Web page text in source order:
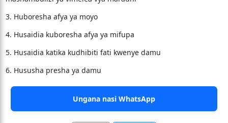
3. Huboresha afya ya moyo
4. Husaidia kuboresha afya ya mifupa
5. Husaidia katika kudhibiti fati kwenye damu
6. Hususha presha ya damu
Ungana nasi WhatsApp